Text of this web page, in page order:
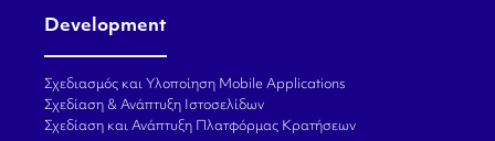
Development
Σχεδιασμός και Υλοποίηση Mobile Applications
Σχεδίαση & Ανάπτυξη Ιστοσελίδων
Σχεδίαση και Ανάπτυξη Πλατφόρμας Κρατήσεων